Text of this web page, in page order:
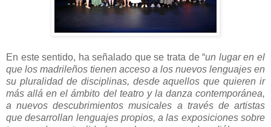
En este sentido, ha señalado que se trata de “un lugar en el
que los madrileños tienen acceso a los nuevos lenguajes en
su pluralidad de disciplinas, desde aquellos que quieren ir
más allá en el ámbito del teatro y la danza contemporánea,
a nuevos descubrimientos musicales a través de artistas
que desarrollan lenguajes propios, a las exposiciones sobre